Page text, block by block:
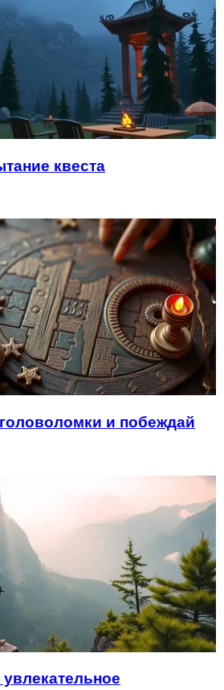
квеста
и побеждай